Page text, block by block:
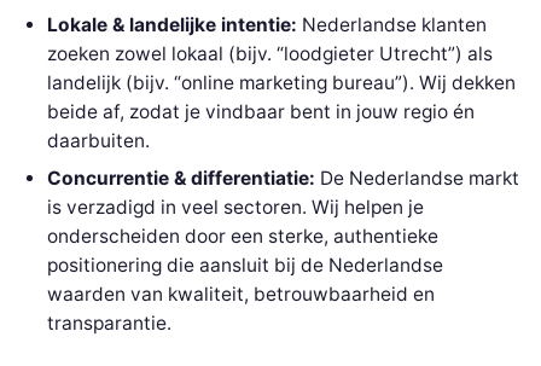
Lokale & landelijke intentie: Nederlandse klanten
zoeken zowel lokaal (bijv. “loodgieter Utrecht”) als
landelijk (bijv. “online marketing bureau”). Wij dekken
beide af, zodat je vindbaar bent in jouw regio én
daarbuiten.
Concurrentie & differentiatie: De Nederlandse markt
is verzadigd in veel sectoren. Wij helpen je
onderscheiden door een sterke, authentieke
positionering die aansluit bij de Nederlandse
waarden van kwaliteit, betrouwbaarheid en
transparantie.